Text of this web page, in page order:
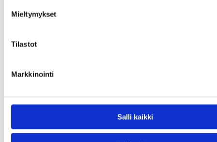
Mieltymykset
Tilastot
Markkinointi
Salli kaikki
MIG-langat seostamattomille teräksille
MIG/MAG Täytelangat seostamattomille teräksille
KAASUHITSAUS- JA LEIKKAUS
TYÖKALUT